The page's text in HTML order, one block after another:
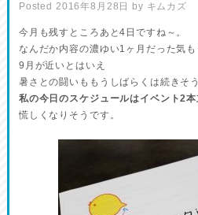
Posted 2016年8月28日 by キムカズ
今月も残すところあと4日ですね～。
なんだか内容の濃ゆい1ヶ月だった気も
9月が近いとはいえ
暑さとの闘いももうしばらくは続きそ
私の今日のスケジュールはイベント2本
慌しくなりそうです。